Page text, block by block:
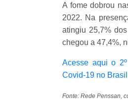
A fome dobrou
2022. Na
atingiu 25,7%
chegou a 47,4%,
Acesse aqui o
Covid-19 no Brasil
Fonte: Rede Penssan,